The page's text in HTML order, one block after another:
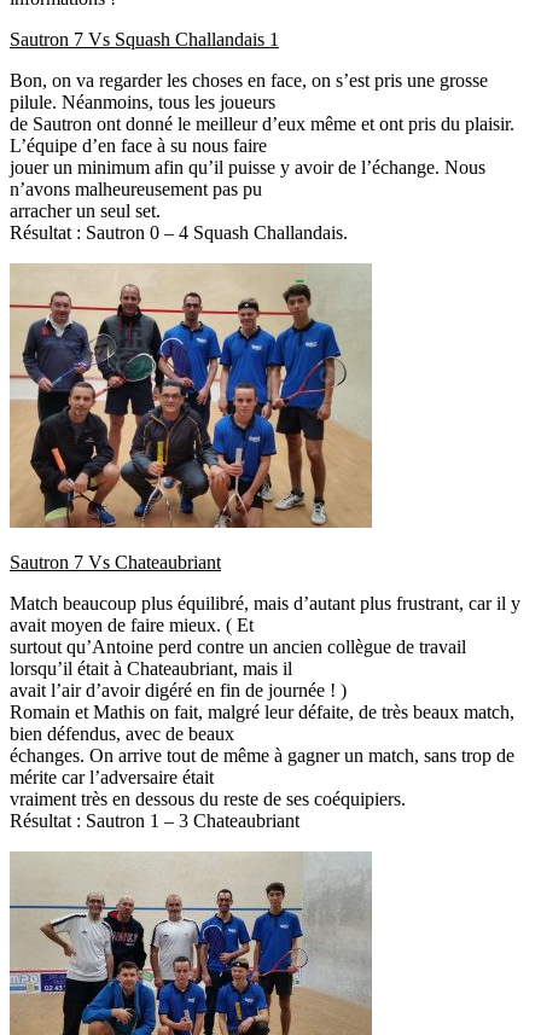
Sautron 7 Vs Squash Challandais 1
Bon, on va regarder les choses en face, on s’est pris une grosse
pilule. Néanmoins, tous les joueurs
de Sautron ont donné le meilleur d’eux même et ont pris du plaisir.
L’équipe d’en face à su nous faire
jouer un minimum afin qu’il puisse y avoir de l’échange. Nous
n’avons malheureusement pas pu
arracher un seul set.
Résultat : Sautron 0 – 4 Squash Challandais.
Sautron 7 Vs Chateaubriant
Match beaucoup plus équilibré, mais d’autant plus frustrant, car il y
avait moyen de faire mieux. ( Et
surtout qu’Antoine perd contre un ancien collègue de travail
lorsqu’il était à Chateaubriant, mais il
avait l’air d’avoir digéré en fin de journée ! )
Romain et Mathis on fait, malgré leur défaite, de très beaux match,
bien défendus, avec de beaux
échanges. On arrive tout de même à gagner un match, sans trop de
mérite car l’adversaire était
vraiment très en dessous du reste de ses coéquipiers.
Résultat : Sautron 1 – 3 Chateaubriant